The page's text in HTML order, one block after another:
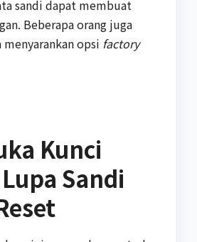
sandi dapat membuat
Beberapa orang juga
opsi factory
Kunci
Sandi